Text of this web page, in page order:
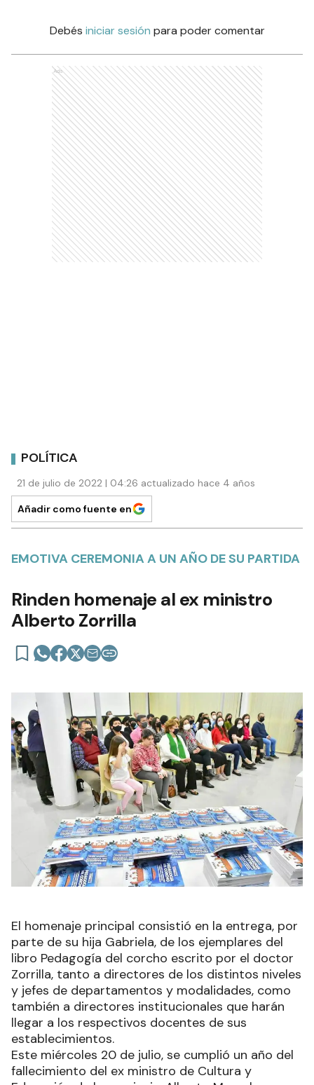
Debés iniciar sesión para poder comentar
Ads
POLÍTICA
21 de julio de 2022 | 04:26 actualizado hace 4 años
Añadir como fuente en
EMOTIVA CEREMONIA A UN AÑO DE SU PARTIDA
Rinden homenaje al ex ministro
Alberto Zorrilla
El homenaje principal consistió en la entrega, por
parte de su hija Gabriela, de los ejemplares del
libro Pedagogía del corcho escrito por el doctor
Zorrilla, tanto a directores de los distintos niveles
y jefes de departamentos y modalidades, como
también a directores institucionales que harán
llegar a los respectivos docentes de sus
establecimientos.
Este miércoles 20 de julio, se cumplió un año del
fallecimiento del ex ministro de Cultura y